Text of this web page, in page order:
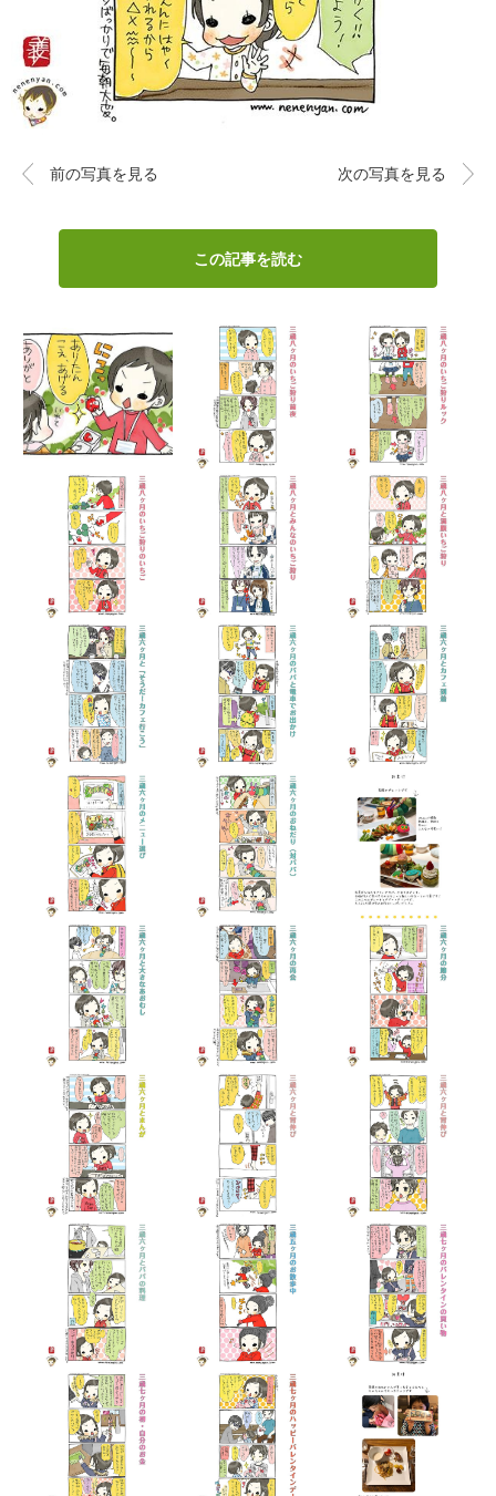
前の写真を見る 次の写真を見る
この記事を読む